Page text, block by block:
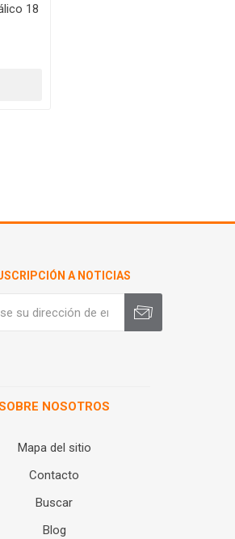
18
A NOTICIAS
NOSOTROS
Mapa del sitio
Contacto
Buscar
Blog